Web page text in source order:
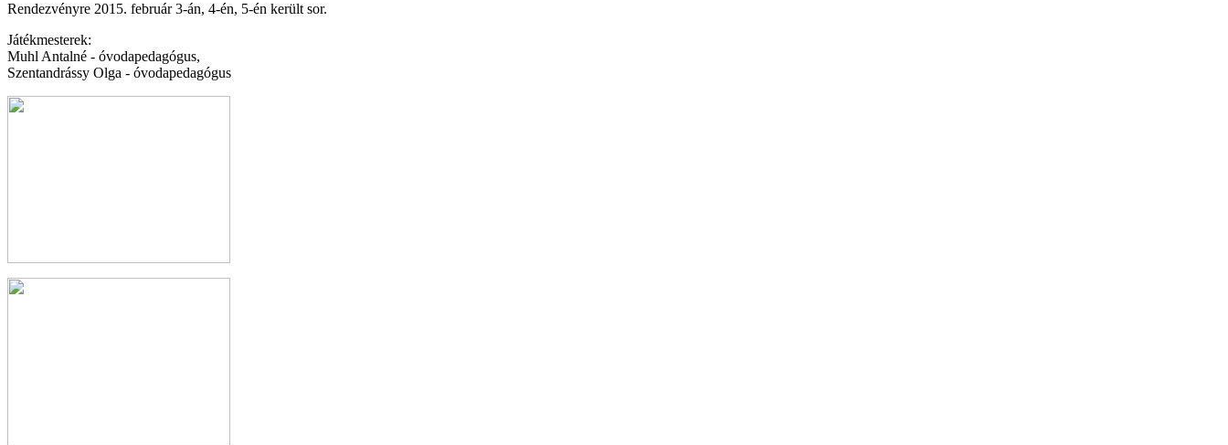
Rendezvényre 2015. február 3-án, 4-én, 5-én került sor.
Játékmesterek:
Muhl Antalné - óvodapedagógus,
Szentandrássy Olga - óvodapedagógus